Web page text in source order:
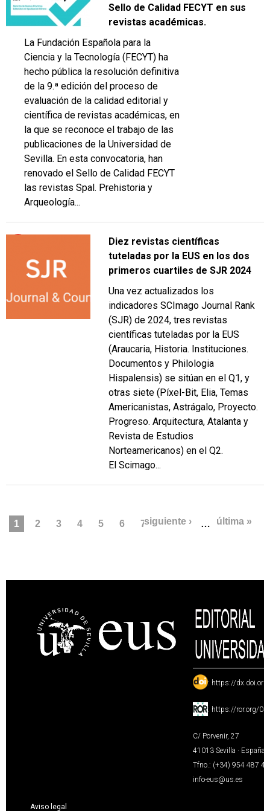
Sello de Calidad FECYT en sus
revistas académicas.
La Fundación Española para la
Ciencia y la Tecnología (FECYT) ha
hecho pública la resolución definitiva
de la 9.ª edición del proceso de
evaluación de la calidad editorial y
científica de revistas académicas, en
la que se reconoce el trabajo de las
publicaciones de la Universidad de
Sevilla. En esta convocatoria, han
renovado el Sello de Calidad FECYT
las revistas Spal. Prehistoria y
Arqueología...
Diez revistas científicas
tuteladas por la EUS en los dos
primeros cuartiles de SJR 2024
Una vez actualizados los
indicadores SCImago Journal Rank
(SJR) de 2024, tres revistas
científicas tuteladas por la EUS
(Araucaria, Historia. Instituciones.
Documentos y Philologia
Hispalensis) se sitúan en el Q1, y
otras siete (Píxel-Bit, Elia, Temas
Americanistas, Astrágalo, Proyecto.
Progreso. Arquitectura, Atalanta y
Revista de Estudios
Norteamericanos) en el Q2.
El Scimago...
1 2 3 4 5 6 7 8 9 …
siguiente › última »
: https://
: https://ror.org/
C/ Porvenir, 27
41013 Sevilla · España
Tfno.: (+34) 954 487
info-eus@us.es
Aviso legal